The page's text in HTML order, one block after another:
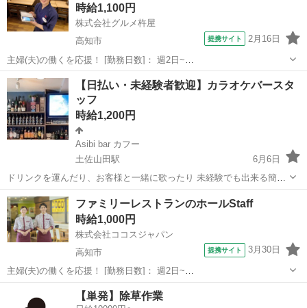
時給1,100円
株式会社グルメ杵屋
高知市
提携サイト 2月16日
主婦(夫)の働くを応援！ [勤務日数]： 週2日~
09:00~14:00/09:00~15:00/10:00~15:00/11:00~16:00/11:00~17:00 [勤務
地・最寄駅]： 高知県高知市秦南町1-4...
高知 高知市 その他
【日払い・未経験者歓迎】カラオケバースタ
ッフ
時給1,200円
Asibi bar カフー
土佐山田駅
6月6日
ドリンクを運んだり、お客様と一緒に歌ったり 未経験でも出来る簡単
なお仕事です。 とってもアットホームなお店なので、 自分らしく楽し
く働いて下さい🍷✨ 【勤務時間】 ・20:00〜0:00の間で要相談 短時
間でもOK ...
高知 香美市 土佐山田駅 その他
ファミリーレストランのホールStaff
時給1,000円
株式会社ココスジャパン
高知市
提携サイト 3月30日
主婦(夫)の働くを応援！ [勤務日数]： 週2日~
06:00~10:00/10:00~14:00/13:00~17:00/14:00~18:00/18:00~00:00 月/
火/水/木/金/土/日 などから選べます [...
その他
【単発】除草作業